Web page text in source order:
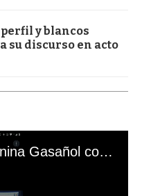
y blancos
su discurso en acto
El mal momento de Yanina Gasañol con un hincha argentino en "Subrayado"